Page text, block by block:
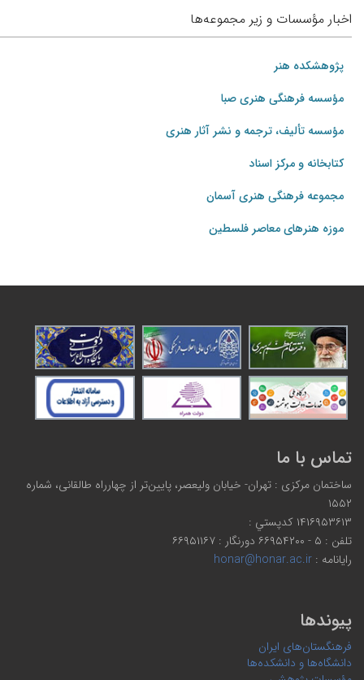
اخبار مؤسسات و زیر مجموعه‌ها
پژوهشکده هنر
مؤسسه فرهنگی هنری صبا
مؤسسه تألیف، ترجمه و نشر آثار هنری
کتابخانه و مرکز اسناد
مجموعه فرهنگی هنری آسمان
موزه هنرهای‌ معاصر فلسطین
تماس با ما
ساختمان مرکزی : تهران- خیابان ولیعصر، پایین‌تر از چهارراه طالقانی، شماره
۱۵۵۲
۱۴۱۶۹۵۳۶۱۳ كدپستي :
تلفن : ۵ - ۶۶۹۵۴۲۰۰ دورنگار : ۶۶۹۵۱۱۶۷
رایانامه :honar@honar.ac.ir
پیوندها
فرهنگستان‌های ایران
دانشگاه‌ها و دانشکده‌ها